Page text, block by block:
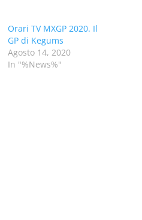
Orari TV MXGP 2020. Il
GP di Kegums
Agosto 14, 2020
In "%News%"